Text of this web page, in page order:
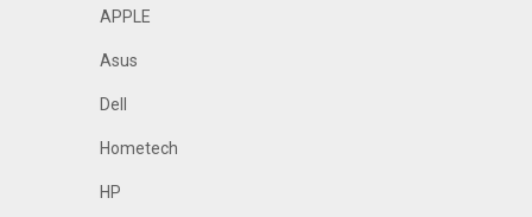
APPLE
Asus
Dell
Hometech
HP